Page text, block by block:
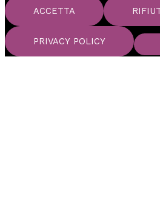
ACCETTA
PRIVACY POLICY